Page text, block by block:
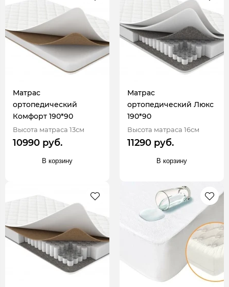
Матрас
ортопедический
Комфорт 190*90
Высота матраса 13см
10990 руб.
В корзину
Матрас
ортопедический Люкс
190*90
Высота матраса 16см
11290 руб.
В корзину